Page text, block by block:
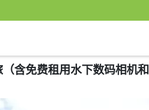
含免费租用水下数码相机